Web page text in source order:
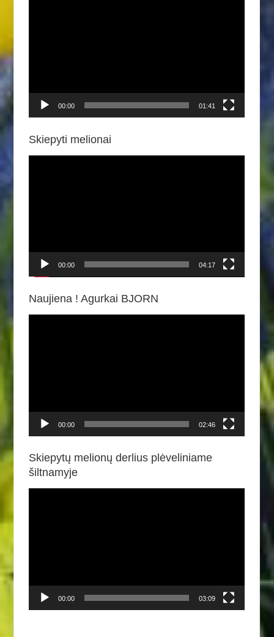
00:00 01:41
Skiepyti melionai
00:00 04:17
Naujiena ! Agurkai BJORN
00:00 02:46
Skiepytų melionų derlius plėveliniame
šiltnamyje
00:00 03:09